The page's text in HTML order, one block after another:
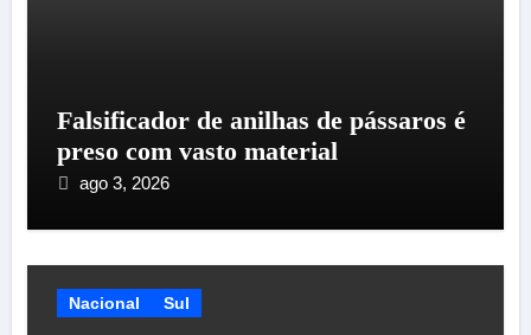
Falsificador de anilhas de pássaros é
preso com vasto material
ago 3, 2026
Nacional Sul